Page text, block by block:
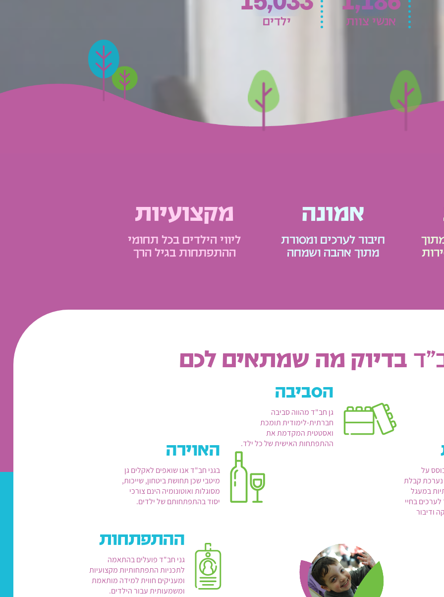
אנשי צוות ילדים
אמונה
חיבור לערכים ומסורת
מתוך אהבה ושמחה
מקצועיות
ליווי הילדים בכל תחומי
ההתפתחות בגיל הרך
בדיוק מה שמתאים לכם
על
נערכת קבלת
במעגל
לערכים בחיי
ודיבור
הסביבה
גן חב"ד מהווה סביבה
חברתית-לימודית תומכת
ואסטטית המקדמת את
ההתפתחות האישית של כל ילד.
האוירה
בגני חב"ד אנו שואפים לאקלים גן
מיטבי שכן תחושת ביטחון, שייכות,
מסוגלות ואוטונומיה הינם צורכי
יסוד בהתפתחותם של ילדים.
ההתפתחות
גני חב"ד פועלים בהתאמה
לתכניות התפתחותיות מקצועיות
ומעניקים חווית למידה מותאמת
ומשמעותית עבור הילדים.